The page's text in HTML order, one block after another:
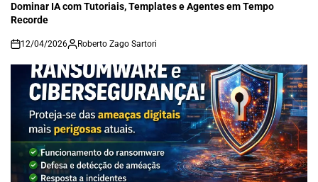
Dominar IA com Tutoriais, Templates e Agentes em Tempo
Recorde
on
12/04/2026 Roberto Zago Sartori